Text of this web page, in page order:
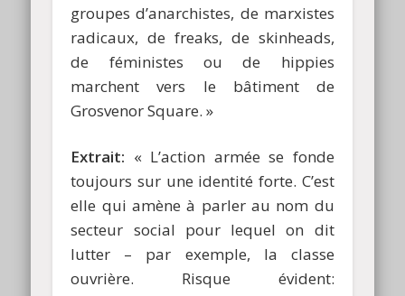
groupes d’anarchistes, de marxistes
radicaux, de freaks, de skinheads,
de féministes ou de hippies
marchent vers le bâtiment de
Grosvenor Square. »
Extrait: « L’action armée se fonde
toujours sur une identité forte. C’est
elle qui amène à parler au nom du
secteur social pour lequel on dit
lutter – par exemple, la classe
ouvrière. Risque évident: